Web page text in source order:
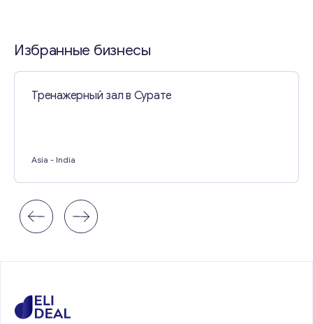
Избранные бизнесы
Тренажерный зал в Сурате
Asia - India